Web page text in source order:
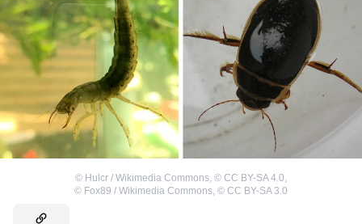
© Hulcr / Wikimedia Commons, © CC BY-SA 4.0,
© Fox89 / Wikimedia Commons, © CC BY-SA 3.0